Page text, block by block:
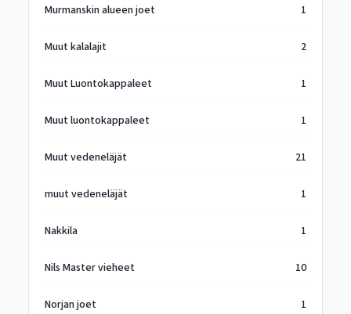
Murmanskin alueen joet 1
Muut kalalajit 2
Muut Luontokappaleet 1
Muut luontokappaleet 1
Muut vedeneläjät 21
muut vedeneläjät 1
Nakkila 1
Nils Master vieheet 10
Norjan joet 1